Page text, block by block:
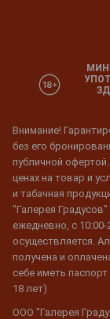
Внимание!
без его
публичной
ценах на товар и
и табачная
"Галерея
ежедневно, с
осуществляется.
получена и
себе иметь
18 лет)
ООО "Галерея